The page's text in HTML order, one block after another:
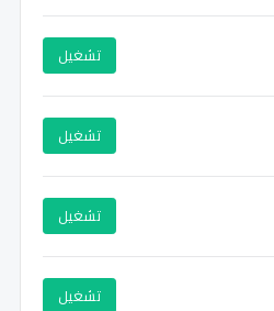
تشغيل
تشغيل
تشغيل
تشغيل